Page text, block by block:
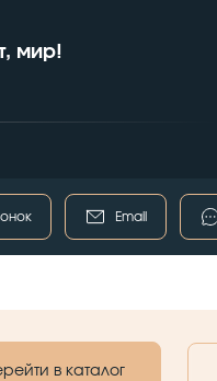
мир!
Email
в каталог